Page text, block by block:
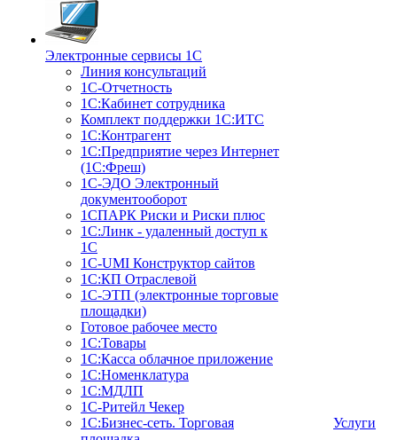
Электронные сервисы 1С
Линия консультаций
1С-Отчетность
1С:Кабинет сотрудника
Комплект поддержки 1С:ИТС
1С:Контрагент
1С:Предприятие через Интернет
(1С:Фреш)
1С-ЭДО Электронный
документооборот
1СПАРК Риски и Риски плюс
1С:Линк - удаленный доступ к
1С
1С-UMI Конструктор сайтов
1С:КП Отраслевой
1С-ЭТП (электронные торговые
площадки)
Готовое рабочее место
1С:Товары
1С:Касса облачное приложение
1С:Номенклатура
1С:МДЛП
1C-Ритейл Чекер
1C:Бизнес-сеть. Торговая
Услуги